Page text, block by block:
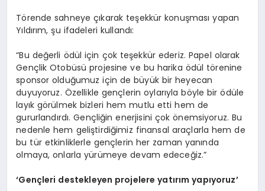
Törende sahneye çıkarak teşekkür konuşması yapan
Yıldırım, şu ifadeleri kullandı:
“Bu değerli ödül için çok teşekkür ederiz. Papel olarak
Gençlik Otobüsü projesine ve bu harika ödül törenine
sponsor olduğumuz için de büyük bir heyecan
duyuyoruz. Özellikle gençlerin oylarıyla böyle bir ödüle
layık görülmek bizleri hem mutlu etti hem de
gururlandırdı. Gençliğin enerjisini çok önemsiyoruz. Bu
nedenle hem geliştirdiğimiz finansal araçlarla hem de
bu tür etkinliklerle gençlerin her zaman yanında
olmaya, onlarla yürümeye devam edeceğiz.”
‘Gençleri destekleyen projelere yatırım yapıyoruz’